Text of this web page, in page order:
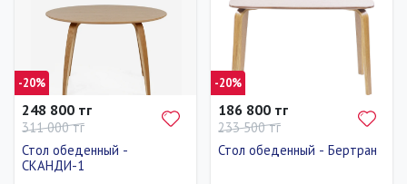
Длина
80 см
Ширина
80 см
Высота
80 см
Длина
140 см
Ширина Высота
80 см
-20%
248 800 тг
311 000 тг
Стол обеденный -
СКАНДИ-1
-20%
186 800 тг
233 500 тг
Стол обеденный - Бертран